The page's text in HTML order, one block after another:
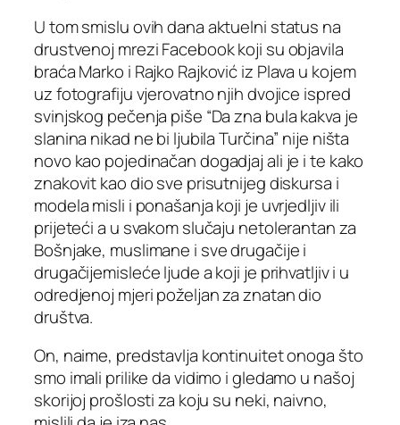
U tom smislu ovih dana aktuelni status na
drustvenoj mrezi Facebook koji su objavila
braća Marko i Rajko Rajković iz Plava u kojem
uz fotografiju vjerovatno njih dvojice ispred
svinjskog pečenja piše “Da zna bula kakva je
slanina nikad ne bi ljubila Turčina” nije ništa
novo kao pojedinačan dogadjaj ali je i te kako
znakovit kao dio sve prisutnijeg diskursa i
modela misli i ponašanja koji je uvrjedljiv ili
prijeteći a u svakom slučaju netolerantan za
Bošnjake, muslimane i sve drugačije i
drugačijemisleće ljude a koji je prihvatljiv i u
odredjenoj mjeri poželjan za znatan dio
društva.
On, naime, predstavlja kontinuitet onoga što
smo imali prilike da vidimo i gledamo u našoj
skorijoj prošlosti za koju su neki, naivno,